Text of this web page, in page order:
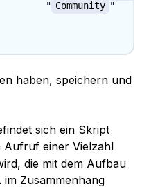
" Community "
haben, speichern und
sich ein Skript
Aufruf einer Vielzahl
die mit dem Aufbau
Zusammenhang